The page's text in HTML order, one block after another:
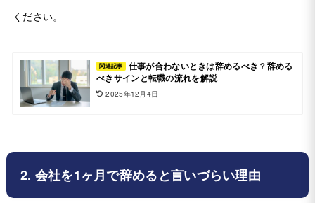
ください。
関連記事
仕事が合わないときは辞めるべき？辞める
べきサインと転職の流れを解説
2025年12月4日
2. 会社を1ヶ月で辞めると言いづらい理由